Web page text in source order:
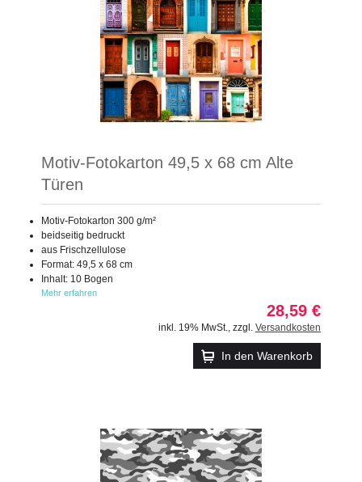
Motiv-Fotokarton 49,5 x 68 cm Alte
Türen
Motiv-Fotokarton 300 g/m²
beidseitig bedruckt
aus Frischzellulose
Format: 49,5 x 68 cm
Inhalt: 10 Bogen
Mehr erfahren
28,59 €
inkl. 19% MwSt. zzgl. Versandkosten
In den Warenkorb